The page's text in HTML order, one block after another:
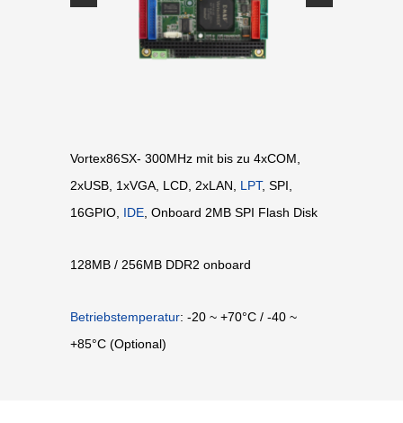
Vortex86SX- 300MHz mit bis zu 4xCOM,
2xUSB, 1xVGA, LCD, 2xLAN, LPT, SPI,
16GPIO, IDE, Onboard 2MB SPI Flash Disk
128MB / 256MB DDR2 onboard
Betriebstemperatur: -20 ~ +70°C / -40 ~
+85°C (Optional)